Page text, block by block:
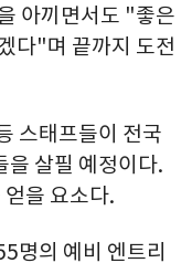
아끼면서도 "좋은
다"며 끝까지 도전
스태프들이 전국
을 살필 예정이다.
을 요소다.
명의 예비 엔트리